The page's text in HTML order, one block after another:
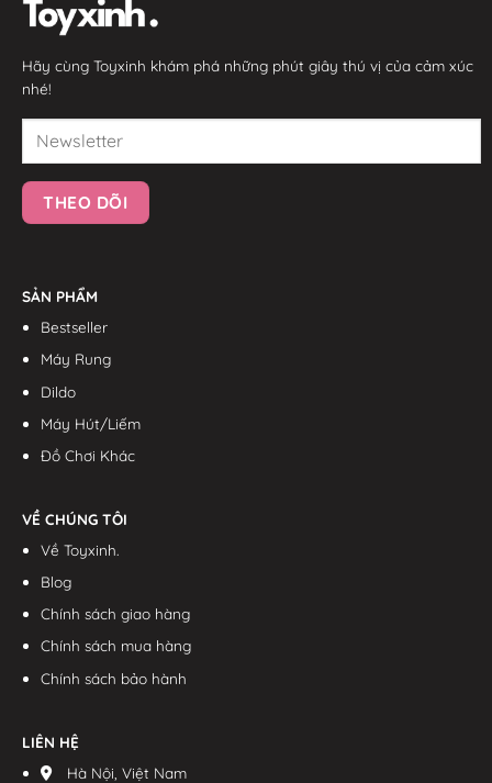
Hãy cùng Toyxinh khám phá những phút giây thú vị của cảm xúc
nhé!
SẢN PHẨM
Bestseller
Máy Rung
Dildo
Máy Hút/Liếm
Đồ Chơi Khác
VỀ CHÚNG TÔI
Về Toyxinh.
Blog
Chính sách giao hàng
Chính sách mua hàng
Chính sách bảo hành
LIÊN HỆ
Hà Nội, Việt Nam